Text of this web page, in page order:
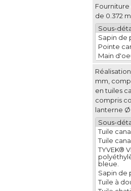
Fourniture
de 0.372
Sous-
Sapin de
Pointe
Main
mm,
en tuiles
compris
lanterne Ø
Sous-
Tuile
Tuile
TYVEK®
bleue.
Sapin de
Tuile à